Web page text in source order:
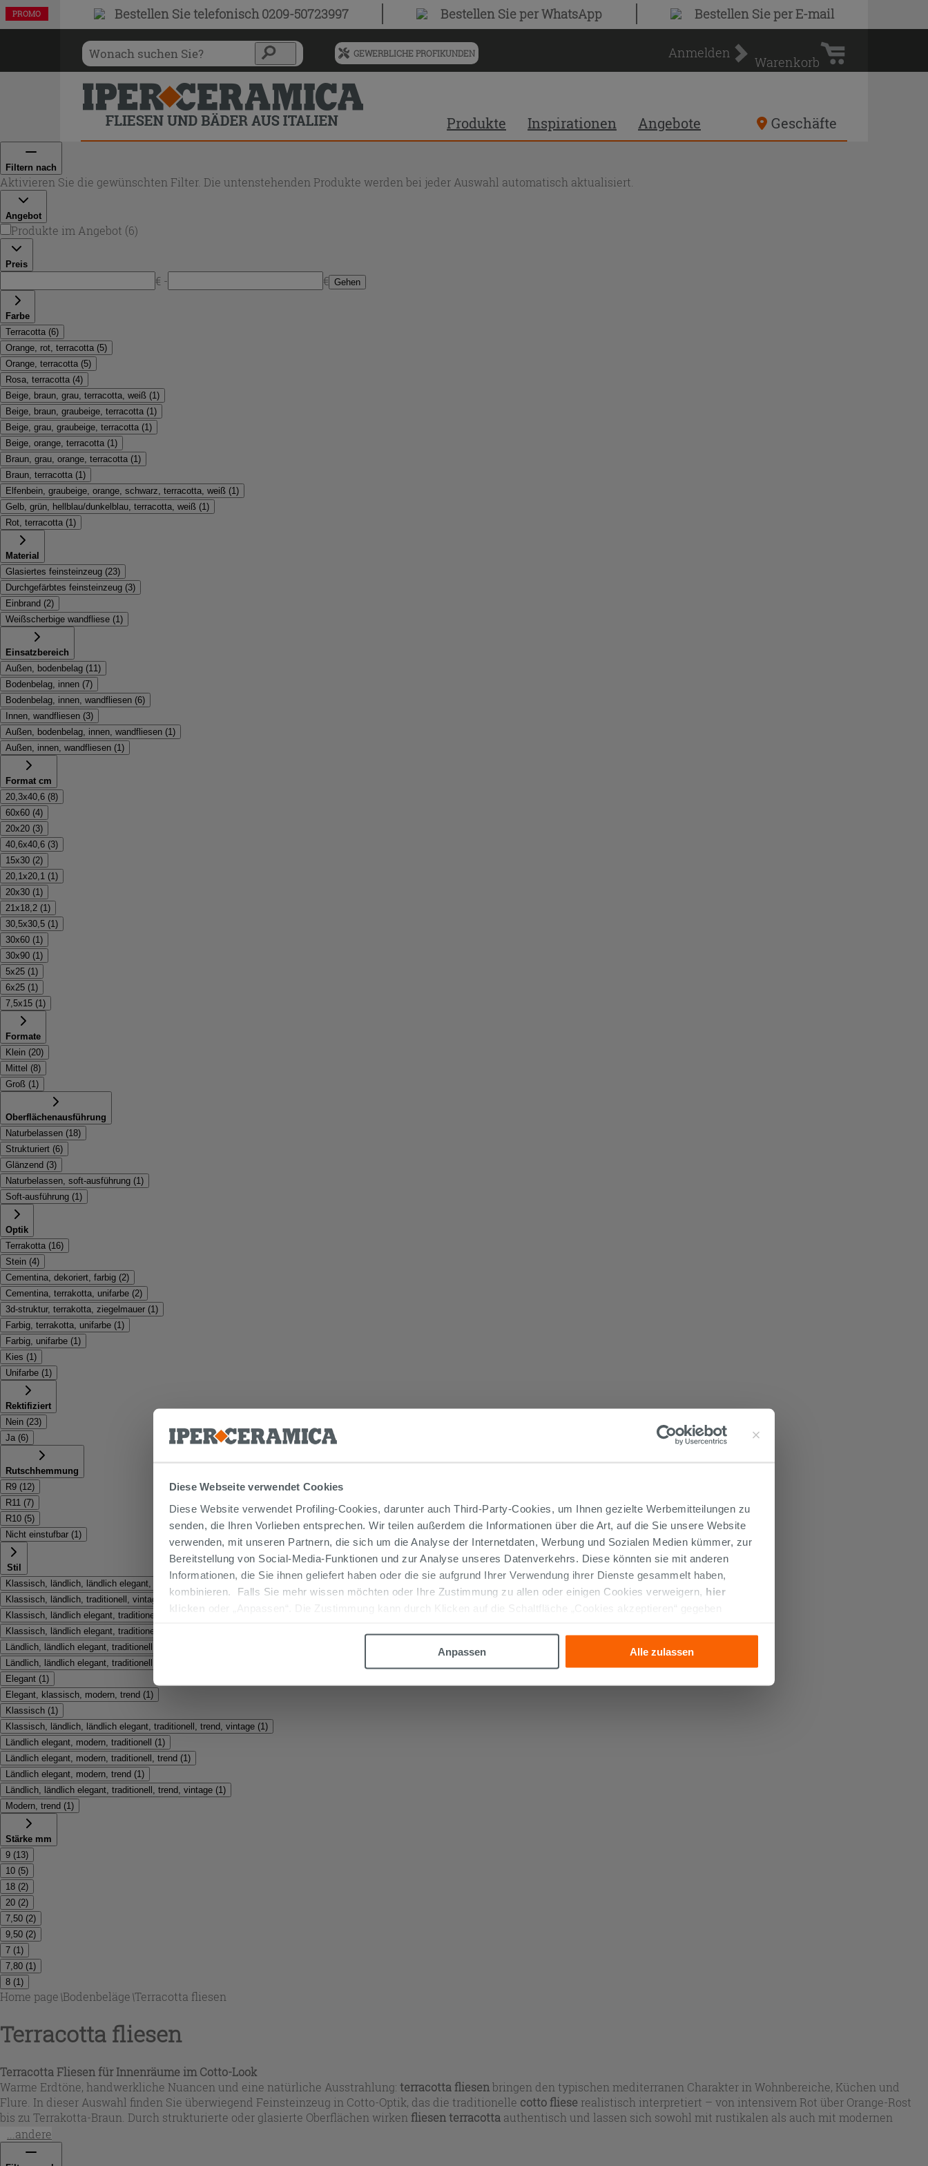
Diese Webseite verwendet Cookies
Diese Website verwendet Profiling-Cookies, darunter auch Third-Party-Cookies, um Ihnen gezielte Werbemitteilungen zu
senden, die Ihren Vorlieben entsprechen. Wir teilen außerdem die Informationen über die Art, auf die Sie unsere Website
verwenden, mit unseren Partnern, die sich um die Analyse der Internetdaten, Werbung und Sozialen Medien kümmer, zur
Bereitstellung von Social-Media-Funktionen und zur Analyse unseres Datenverkehrs. Diese könnten sie mit anderen
Informationen, die Sie ihnen geliefert haben oder die sie aufgrund Ihrer Verwendung ihrer Dienste gesammelt haben,
kombinieren. Falls Sie mehr wissen möchten oder Ihre Zustimmung zu allen oder einigen Cookies verweigern, hier
klicken
oder „Anpassen“. Die Zustimmung kann durch Klicken auf die Schaltfläche „Cookies akzeptieren“ gegeben
Anpassen
Alle zulassen
Bestellen Sietelefonisch 0209-50723997 Bestellen Sieper WhatsApp Bestellen Sieper E-mail
Menü
vorgeschlagenen
Siteinhalt
und
Suchprotokoll
GEWERBLICHE PROFIKUNDEN Anmelden
Warenkorb
Warenkorb
Produkte Inspirationen Angebote Geschäfte
Filtern nach
Aktivieren Sie die gewünschten Filter. Die untenstehenden Produkte werden bei jeder Auswahl automatisch aktualisiert.
Angebot
Produkte im Angebot (6)
Preis
€ - € Gehen
Farbe
Terracotta (6)
Orange, rot, terracotta (5)
Orange, terracotta (5)
Rosa, terracotta (4)
Beige, braun, grau, terracotta, weiß (1)
Beige, braun, graubeige, terracotta (1)
Beige, grau, graubeige, terracotta (1)
Beige, orange, terracotta (1)
Braun, grau, orange, terracotta (1)
Braun, terracotta (1)
Elfenbein, graubeige, orange, schwarz, terracotta, weiß (1)
Gelb, grün, hellblau/dunkelblau, terracotta, weiß (1)
Rot, terracotta (1)
Material
Glasiertes feinsteinzeug (23)
Durchgefärbtes feinsteinzeug (3)
Einbrand (2)
Weißscherbige wandfliese (1)
Einsatzbereich
Außen, bodenbelag (11)
Bodenbelag, innen (7)
Bodenbelag, innen, wandfliesen (6)
Innen, wandfliesen (3)
Außen, bodenbelag, innen, wandfliesen (1)
Außen, innen, wandfliesen (1)
Format cm
20,3x40,6 (8)
60x60 (4)
20x20 (3)
40,6x40,6 (3)
15x30 (2)
20,1x20,1 (1)
20x30 (1)
21x18,2 (1)
30,5x30,5 (1)
30x60 (1)
30x90 (1)
5x25 (1)
6x25 (1)
7,5x15 (1)
Formate
Klein (20)
Mittel (8)
Groß (1)
Oberflächenausführung
Naturbelassen (18)
Strukturiert (6)
Glänzend (3)
Naturbelassen, soft-ausführung (1)
Soft-ausführung (1)
Optik
Terrakotta (16)
Stein (4)
Cementina, dekoriert, farbig (2)
Cementina, terrakotta, unifarbe (2)
3d-struktur, terrakotta, ziegelmauer (1)
Farbig, terrakotta, unifarbe (1)
Farbig, unifarbe (1)
Kies (1)
Unifarbe (1)
Rektifiziert
Nein (23)
Ja (6)
Rutschhemmung
R9 (12)
R11 (7)
R10 (5)
Nicht einstufbar (1)
Stil
Klassisch, ländlich, ländlich elegant, traditionell, vintage
9
Klassisch, ländlich, traditionell, vintage
Klassisch, ländlich elegant, traditionell, trend, vintage
Klassisch, ländlich elegant, traditionell, vintage
Ländlich, ländlich elegant, traditionell
Ländlich, ländlich elegant, traditionell, vintage
Elegant (1)
Elegant, klassisch, modern, trend (1)
Klassisch (1)
Klassisch, ländlich, ländlich elegant, traditionell, trend, vintage (1)
Ländlich elegant, modern, traditionell
(1)
Ländlich elegant, modern, traditionell, trend (1)
Ländlich elegant, modern, trend (1)
Ländlich, ländlich elegant, traditionell, trend, vintage (1)
Modern, trend (1)
Stärke mm
9 (13)
10 (5)
18 (2)
20 (2)
7,50 (2)
9,50 (2)
7 (1)
7,80 (1)
8 (1)
Home page\Bodenbeläge\Terracotta fliesen
Terracotta fliesen
Terracotta Fliesen für Innenräume im Cotto-Look
Warme Erdtöne, handwerkliche Nuancen und eine natürliche Ausstrahlung: terracotta fliesenbringen den typischen mediterranen Charakter in Wohnbereiche, Küchen und
Flure. In dieser Auswahl finden Sie überwiegend Feinsteinzeug in Cotto-Optik, das die traditionelle cotto fliese realistisch interpretiert – von intensivem Rot über Orange-Rost
bis zu Terrakotta-Braun. Durch strukturierte oder glasierte Oberflächen wirken fliesen terracotta authentisch und lassen sich sowohl mit rustikalen als auch mit modernen
Einrichtungsstilen kombinieren.
...andere
PROMO
PROMO
PROMO
PROMO
PROMO
PROMO